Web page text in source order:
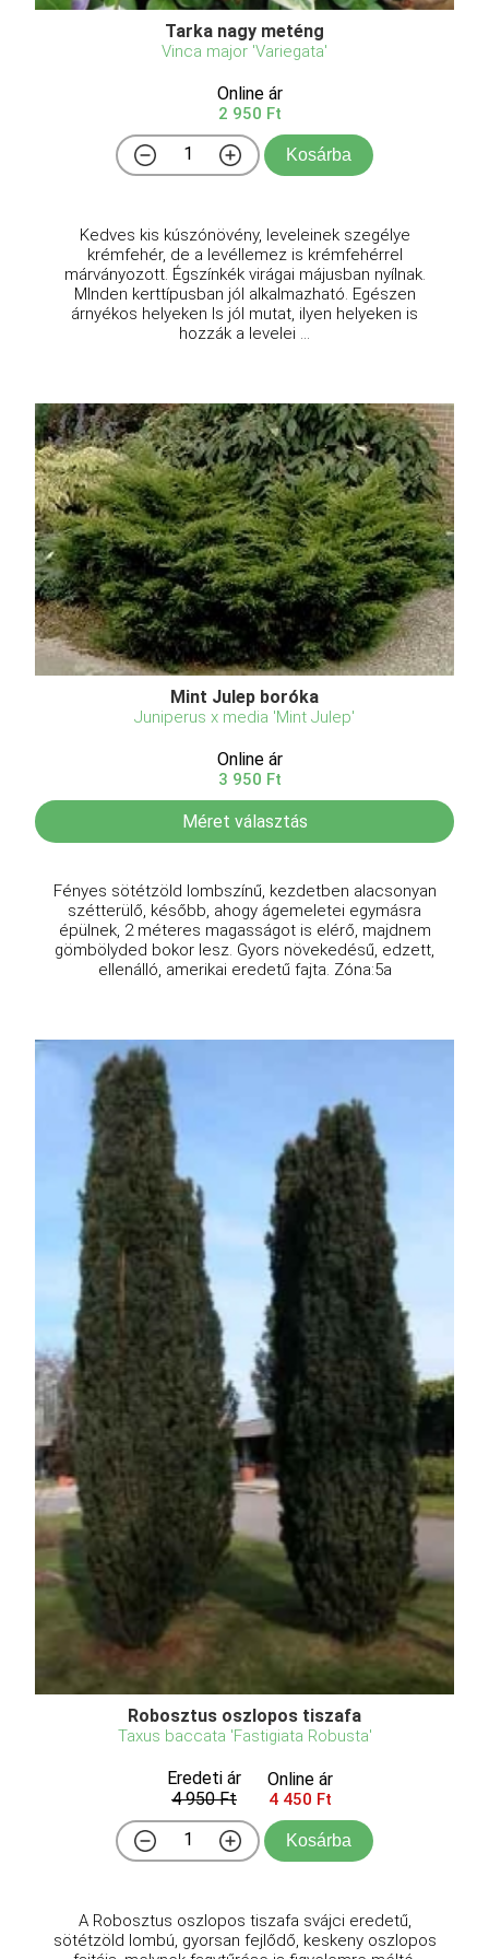
Tarka nagy meténg
Vinca major 'Variegata'
Online ár
2 950 Ft
Kosárba
Kedves kis kúszónövény, leveleinek szegélye
krémfehér, de a levéllemez is krémfehérrel
márványozott. Égszínkék virágai májusban nyílnak.
MInden kerttípusban jól alkalmazható. Egészen
árnyékos helyeken ls jól mutat, ilyen helyeken is
hozzák a levelei ...
Mint Julep boróka
Juniperus x media 'Mint Julep'
Online ár
3 950 Ft
Méret választás
Fényes sötétzöld lombszínű, kezdetben alacsonyan
szétterülő, később, ahogy ágemeletei egymásra
épülnek, 2 méteres magasságot is elérő, majdnem
gömbölyded bokor lesz. Gyors növekedésű, edzett,
ellenálló, amerikai eredetű fajta. Zóna:5a
Robosztus oszlopos tiszafa
Taxus baccata 'Fastigiata Robusta'
Eredeti ár
4 950 Ft
Online ár
4 450 Ft
Kosárba
A Robosztus oszlopos tiszafa svájci eredetű,
sötétzöld lombú, gyorsan fejlődő, keskeny oszlopos